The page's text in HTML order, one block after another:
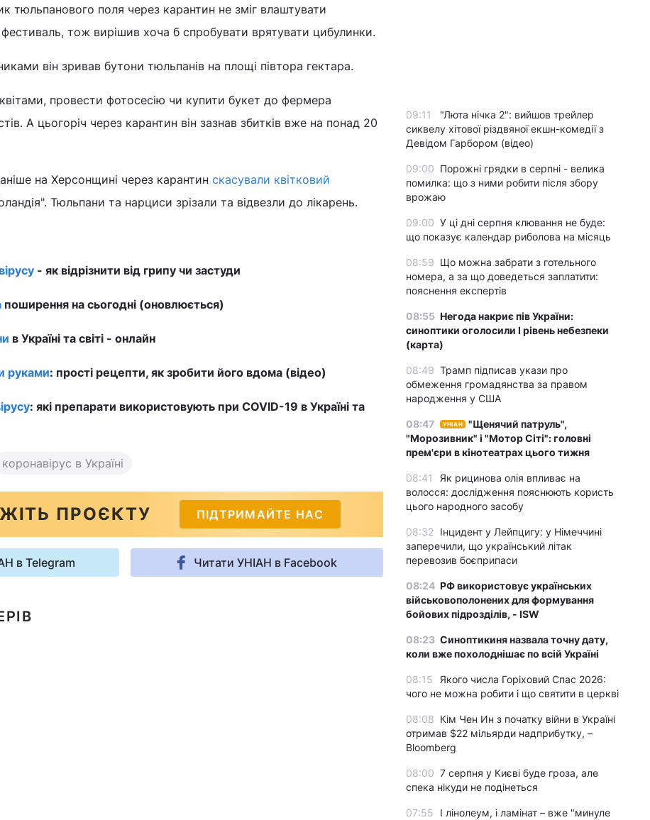
тюльпанового поля через карантин не зміг влаштувати
тож вирішив хоча б спробувати врятувати цибулинки.
він зривав бутони тюльпанів на площі півтора гектара.
провести фотосесію чи купити букет до фермера
А цьогоріч через карантин він зазнав збитків вже на понад 20
на Херсонщині через карантин скасували квітковий
Тюльпани та нарциси зрізали та відвезли до лікарень.
- як відрізнити від грипу чи застуди
поширення на сьогодні (оновлюється)
в Україні та світі - онлайн
руками: прості рецепти, як зробити його вдома (відео)
: які препарати використовують при COVID-19 в Україні та
коронавірус в Україні
ПРОЄКТУ ПІДТРИМАЙТЕ НАС
в Telegram Читати УНІАН в Facebook
09:11
"Люта нічка 2": вийшов трейлер
сиквелу хітової різдвяної екшн-комедії з
Девідом Гарбором (відео)
09:00 Порожні грядки в серпні - велика
помилка: що з ними робити після збору
врожаю
09:00 У ці дні серпня клювання не буде:
що показує календар риболова на місяць
08:59 Що можна забрати з готельного
номера, а за що доведеться заплатити:
пояснення експертів
08:55 Негода накриє пів України:
синоптики оголосили І рівень небезпеки
(карта)
08:49 Трамп підписав укази про
обмеження громадянства за правом
народження у США
08:47 УНІАН
"Щенячий патруль",
"Морозивник" і "Мотор Сіті": головні
прем'єри в кінотеатрах цього тижня
08:41
Як рицинова олія впливає на
волосся: дослідження пояснюють користь
цього народного засобу
08:32
Інцидент у Лейпцигу: у Німеччині
заперечили, що український літак
перевозив боєприпаси
08:24 РФ використовує українських
військовополонених для формування
бойових підрозділів, - ISW
08:23 Синоптикиня назвала точну дату,
коли вже похолоднішає по всій Україні
08:15
Якого числа Горіховий Спас 2026:
чого не можна робити і що святити в церкві
08:08 Кім Чен Ин з початку війни в Україні
отримав $22 мільярди надприбутку, –
Bloomberg
08:00 7 серпня у Києві буде гроза, але
спека нікуди не подінеться
07:55
І лінолеум, і ламінат – вже "минуле